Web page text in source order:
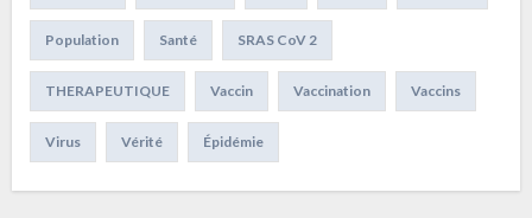
Population Santé SRAS CoV 2
THERAPEUTIQUE Vaccin Vaccination Vaccins
Virus Vérité Épidémie